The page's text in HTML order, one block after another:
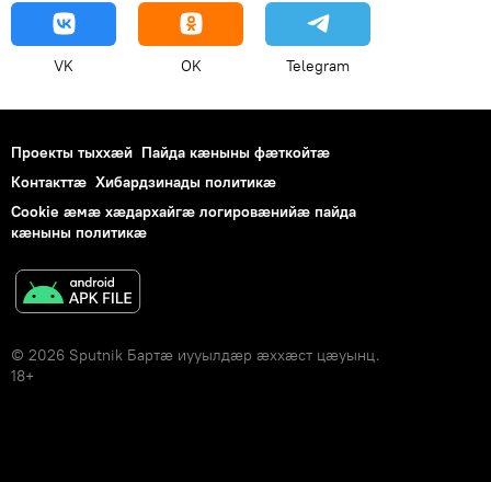
VK OK Telegram
Проекты тыххӕй Пайда кӕныны фӕткойтӕ
Контакттӕ Хибардзинады политикæ
Cookie æмæ хæдархайгæ логировæнийæ пайда
кæныны политикæ
© 2026 Sputnik Бартӕ иууылдӕр ӕххӕст цӕуынц.
18+